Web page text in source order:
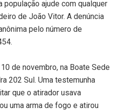
população ajude com qualquer
de João Vitor. A denúncia
pelo número de
de novembro, na Boate Sede
202 Sul. Uma testemunha
que o atirador usava
uma arma de fogo e atirou